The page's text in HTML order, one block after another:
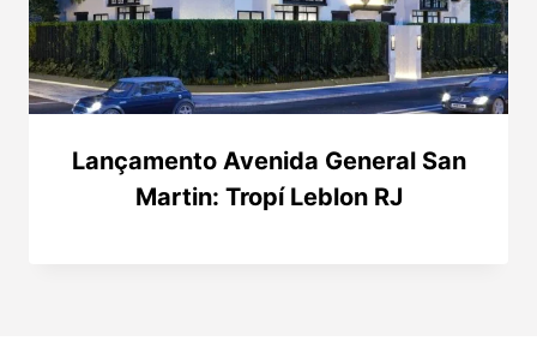
Lançamento Avenida General San
Martin: Tropí Leblon RJ